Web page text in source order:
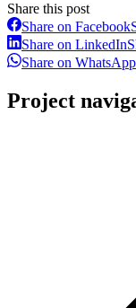
Share this post
Share on Facebook
Share on LinkedIn
Share on WhatsApp
Project